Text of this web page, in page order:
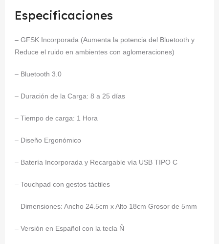
Especificaciones
– GFSK Incorporada (Aumenta la potencia del Bluetooth y
Reduce el ruido en ambientes con aglomeraciones)
– Bluetooth 3.0
– Duración de la Carga: 8 a 25 días
– Tiempo de carga: 1 Hora
– Diseño Ergonómico
– Batería Incorporada y Recargable vía USB TIPO C
– Touchpad con gestos táctiles
– Dimensiones: Ancho 24.5cm x Alto 18cm Grosor de 5mm
– Versión en Español con la tecla Ñ